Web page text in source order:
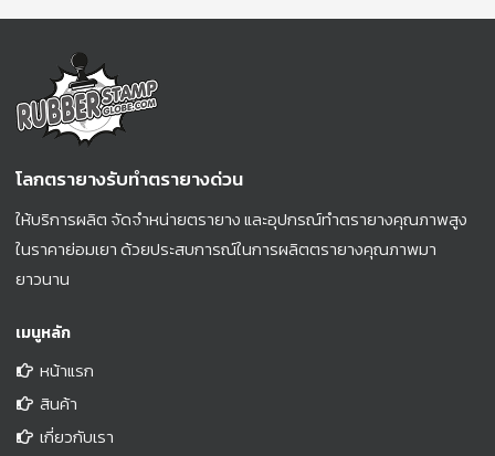
โลกตรายางรับทำตรายางด่วน
ให้บริการผลิต จัดจำหน่ายตรายาง และอุปกรณ์ทำตรายางคุณภาพสูง
ในราคาย่อมเยา ด้วยประสบการณ์ในการผลิตตรายางคุณภาพมา
ยาวนาน
เมนูหลัก
หน้าแรก
สินค้า
เกี่ยวกับเรา